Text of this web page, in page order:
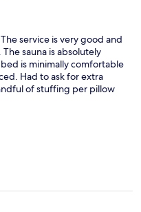
service is very good and
sauna is absolutely
is minimally comfortable
Had to ask for extra
of stuffing per pillow